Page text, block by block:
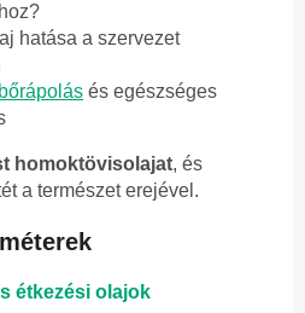
hatása a szervezet
bőrápolás és egészséges
homoktövisolajat, és
a természet erejével.
étkezési olajok